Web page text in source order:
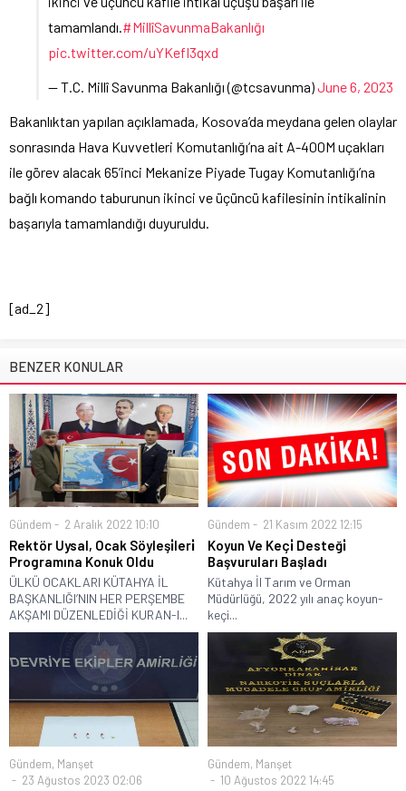
tamamlandı. #MillîSavunmaBakanlığı
pic.twitter.com/uYKefl3qxd
— T.C. Millî Savunma Bakanlığı (@tcsavunma)June 6, 2023
Bakanlıktan yapılan açıklamada, Kosova’da meydana gelen olaylar
sonrasında Hava Kuvvetleri Komutanlığı’na ait A-400M uçakları
ile görev alacak 65’inci Mekanize Piyade Tugay Komutanlığı’na
bağlı komando taburunun ikinci ve üçüncü kafilesinin intikalinin
başarıyla tamamlandığı duyuruldu.
[ad_2]
BENZER KONULAR
Gündem 2 Aralık 2022 10:10
Rektör Uysal, Ocak Söyleşi̇leri̇
Programına Konuk Oldu
ÜLKÜ OCAKLARI KÜTAHYA İL
BAŞKANLIĞI’NIN HER PERŞEMBE
AKŞAMI DÜZENLEDİĞİ KURAN-I...
Gündem 21 Kasım 2022 12:15
Koyun Ve Keçi̇ Desteği̇
Başvuruları Başladı
Kütahya İl Tarım ve Orman
Müdürlüğü, 2022 yılı anaç koyun-
keçi...
Gündem, Manşet
23 Ağustos 2023 02:06
Gündem, Manşet
10 Ağustos 2022 14:45